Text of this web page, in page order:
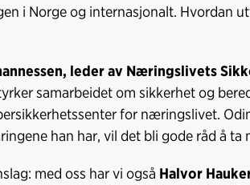
i Norge og internasjonalt. Hvordan
leder av Næringslivets
samarbeidet om sikkerhet og
for næringslivet.
han har, vil det bli gode råd å ta
med oss har vi også Halvor